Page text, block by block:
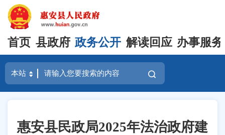
首页 县政府 政务公开 解读回应 办事服务
惠安县民政局2025年法治政府建